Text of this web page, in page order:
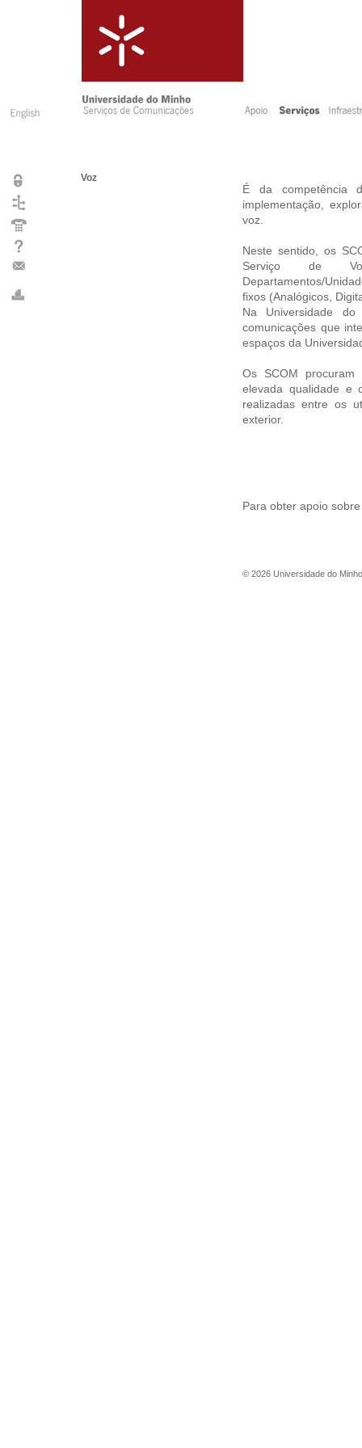
Voz
É da competência
implementação,
voz.
Neste sentido, os
Serviço de
Departamentos/
fixos (Analógicos,
Na Universidade
comunicações que
espaços da
Os SCOM
elevada qualidade e
realizadas entre os
exterior.
Para obter apoio
© 2026 Universidade do